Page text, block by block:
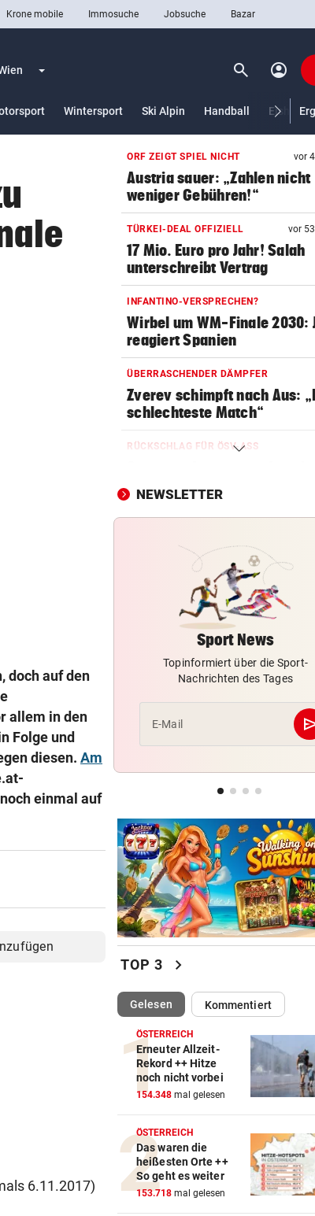
Krone mobile Immosuche Jobsuche Bazar
Menü aufklappen search Suchen
account_circle
Wintersport Ski Alpin Handball
doch auf den
allem in den
Folge und
diesen. Am
einmal auf
6.11.2017)
ORF ZEIGT SPIEL NICHT vor
Austria sauer: „Zahlen nicht
weniger Gebühren!“
TÜRKEI-DEAL OFFIZIELL vor
17 Mio. Euro pro Jahr! Salah
unterschreibt Vertrag
INFANTINO-VERSPRECHEN?
Wirbel um WM-Finale 2030:
reagiert Spanien
ÜBERRASCHENDER DÄMPFER
Zverev schimpft nach Aus:
schlechteste Match“
RÜCKSCHLAG FÜR ÖSV-ASS
Diagnose da!
ABREISE AUS SAALFELDEN
Rekorddeal steht bevor
EIN STÜRMER FEHLT
Was die Austria heute in
Rumänien erwartet
EIN KLUB MACHT ERNST
Sabitzer heiß begehrt – wird
zum Knackpunkt?
ins EM-Finale ein
Weißhaidinger kann an
Leichtathletik-EM
NEWSLETTER
Sport News
Topinformiert über die Sport-
Nachrichten des Tages
E-Mail
TOP 3 chevron_right
Gelesen(ausgewählt)Kommentiert
ÖSTERREICH
Erneuter Allzeit-
Rekord ++ Hitze
noch nicht vorbei
154.348 mal gelesen
ÖSTERREICH
Das waren die
heißesten Orte ++
So geht es weiter
153.718 mal gelesen
Action-Cam Vergleich
ZUM VERGLEICH
Crosstrainer Vergleich
ZUM VERGLEICH